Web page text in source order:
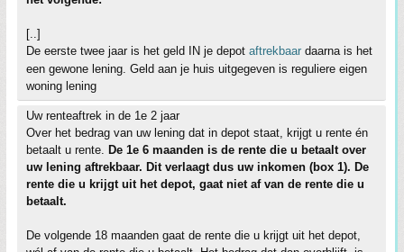
[..]
De eerste twee jaar is het geld IN je depot aftrekbaar daarna is het
een gewone lening. Geld aan je huis uitgegeven is reguliere eigen
woning lening
Uw renteaftrek in de 1e 2 jaar
Over het bedrag van uw lening dat in depot staat, krijgt u rente én
betaalt u rente. De 1e 6 maanden is de rente die u betaalt over
uw lening aftrekbaar. Dit verlaagt dus uw inkomen (box 1). De
rente die u krijgt uit het depot, gaat niet af van de rente die u
betaalt.
De volgende 18 maanden gaat de rente die u krijgt uit het depot,